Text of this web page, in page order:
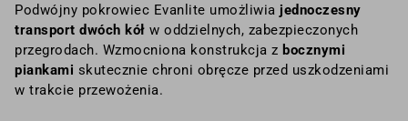
Podwójny pokrowiec Evanlite umożliwia jednoczesny
transport dwóch kół w oddzielnych, zabezpieczonych
przegrodach. Wzmocniona konstrukcja z bocznymi
piankami skutecznie chroni obręcze przed uszkodzeniami
w trakcie przewożenia.